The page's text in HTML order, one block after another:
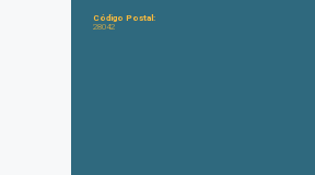
Código Postal:
28042